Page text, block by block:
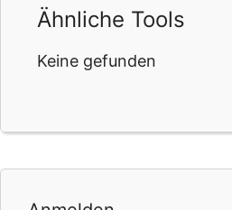
Ähnliche Tools
Keine gefunden